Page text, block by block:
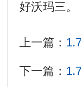
好沃玛三。
上一篇：
下一篇：